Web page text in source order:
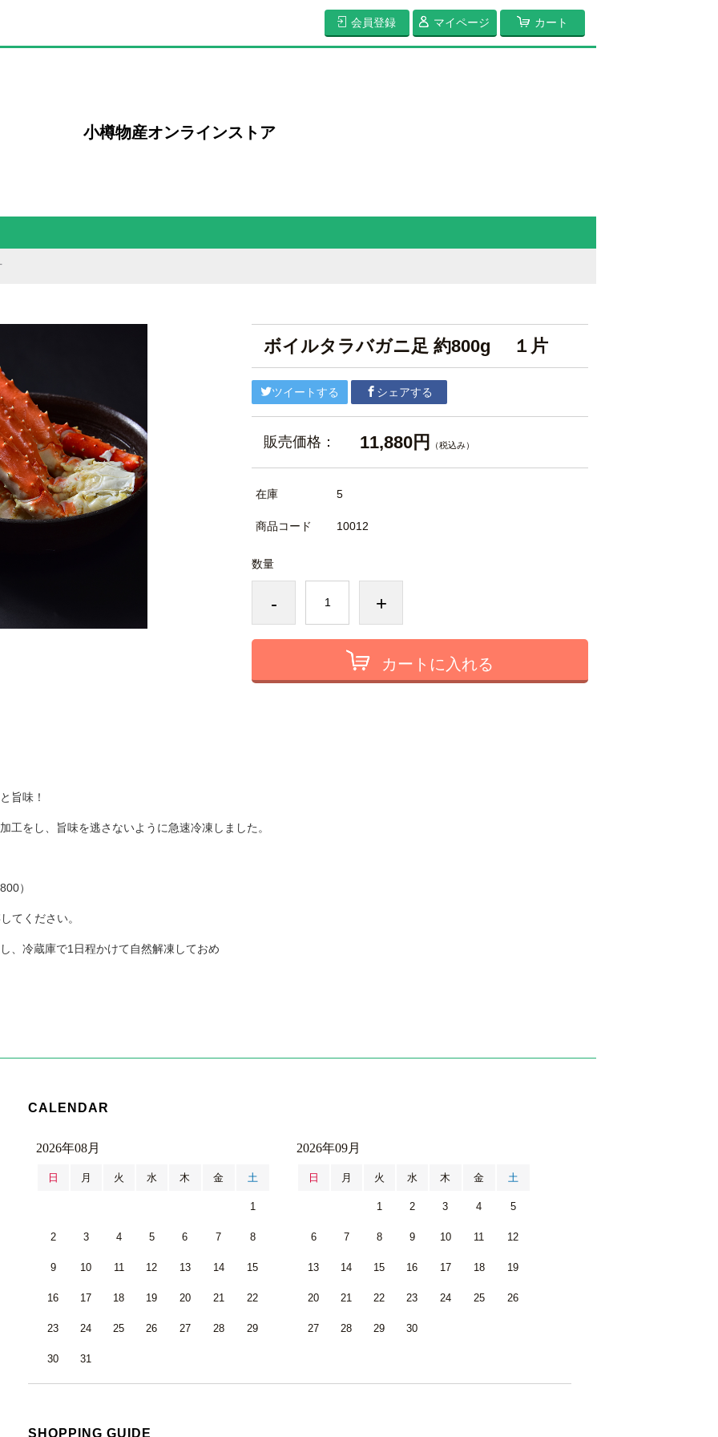
小樽物産オンラインストア
会員登録 マイページ カート
ボイルタラバガニ足 約800g １片
ツイートする シェアする
販売価格： 11,880円 （税込み）
在庫 5
商品コード 10012
数量
- +
カートに入れる
旨味！
工をし、旨味を逃さないように急速冷凍しました。
）
ださい。
、冷蔵庫で1日程かけて自然解凍しておめ
CALENDAR
2026年08月
日 月 火 水 木 金 土
1
2 3 4 5 6 7 8
9 10 11 12 13 14 15
16 17 18 19 20 21 22
23 24 25 26 27 28 29
30 31
2026年09月
日 月 火 水 木 金 土
1 2 3 4 5
6 7 8 9 10 11 12
13 14 15 16 17 18 19
20 21 22 23 24 25 26
27 28 29 30
SHOPPING GUIDE